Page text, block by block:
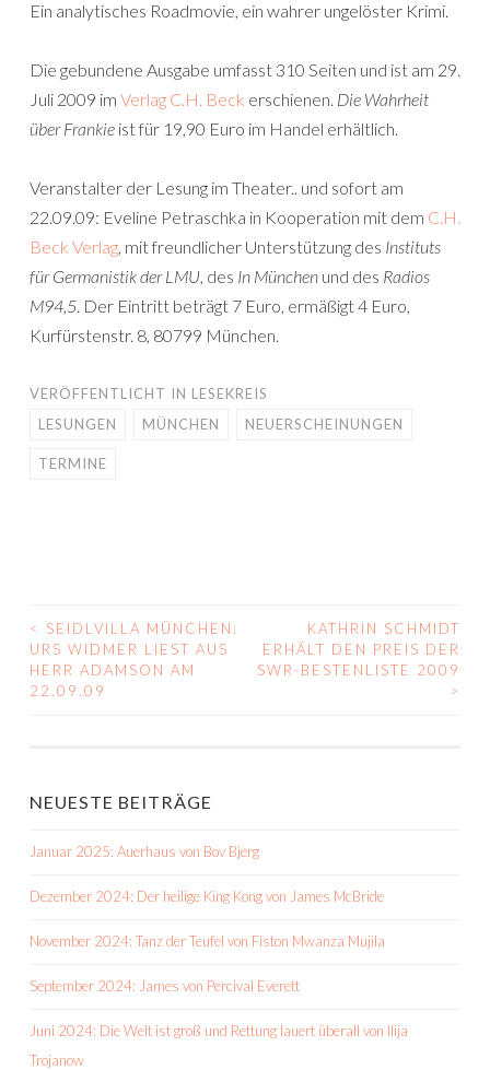
Ein analytisches Roadmovie, ein wahrer ungelöster Krimi.
Die gebundene Ausgabe umfasst 310 Seiten und ist am 29.
Juli 2009 im Verlag C.H. Beck erschienen. Die Wahrheit
über Frankie ist für 19,90 Euro im Handel erhältlich.
Veranstalter der Lesung im Theater.. und sofort am
22.09.09: Eveline Petraschka in Kooperation mit dem C.H.
Beck Verlag , mit freundlicher Unterstützung des Instituts
für Germanistik der LMU , des In München und des Radios
M94,5 . Der Eintritt beträgt 7 Euro, ermäßigt 4 Euro,
Kurfürstenstr. 8, 80799 München.
VERÖFFENTLICHT IN LESEKREIS
LESUNGEN
MÜNCHEN NEUERSCHEINUNGEN
TERMINE
BEITRAGS-
NAVIGATION
<
SEIDLVILLA MÜNCHEN:
URS WIDMER LIEST AUS
HERR ADAMSON AM
22.09.09
KATHRIN SCHMIDT
ERHÄLT DEN PREIS DER
SWR-BESTENLISTE 2009
>
NEUESTE BEITRÄGE
Januar 2025: Auerhaus von Bov Bjerg
Dezember 2024: Der heilige King Kong von James McBride
November 2024: Tanz der Teufel von Fiston Mwanza Mujila
September 2024: James von Percival Everett
Juni 2024: Die Welt ist groß und Rettung lauert überall von Ilija
Trojanow